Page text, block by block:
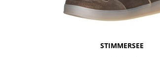
STIMMERSEE